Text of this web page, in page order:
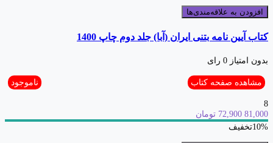
افزودن به علاقه‌مندی‌ها
کتاب آیین نامه بتنی ایران (آبا) جلد دوم چاپ 1400
بدون امتیاز 0 رای
مشاهده صفحه‌ کتاب ناموجود
8
81,000 72,900 تومان
10%تخفیف